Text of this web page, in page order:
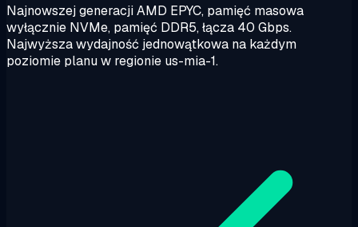
Najnowszej generacji AMD EPYC, pamięć masowa
wyłącznie NVMe, pamięć DDR5, łącza 40 Gbps.
Najwyższa wydajność jednowątkowa na każdym
poziomie planu w regionie us-mia-1.